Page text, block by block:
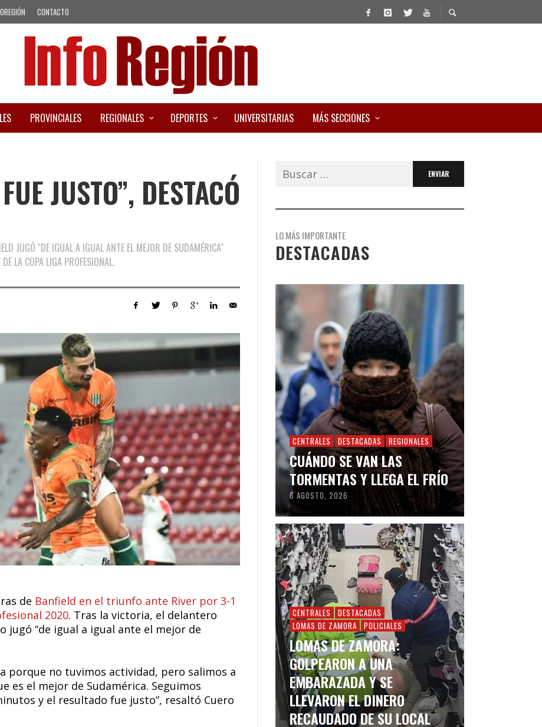
CONTACTO
PROVINCIALES REGIONALES DEPORTES UNIVERSITARIAS MÁS SECCIONES
JUSTO”, DESTACÓ
JUGÓ "DE IGUAL A IGUAL ANTE EL MEJOR DE SUDAMÉRICA"
LA COPA LIGA PROFESIONAL.
de Banfield en el triunfo ante River por 3-1
2020. Tras la victoria, el delantero
jugó “de igual a igual ante el mejor de
porque no tuvimos actividad, pero salimos a
es el mejor de Sudamérica. Seguimos
y el resultado fue justo”, resaltó Cuero
Buscar:
LO MÁS IMPORTANTE
DESTACADAS
CENTRALES DESTACADAS REGIONALES
CUÁNDO SE VAN LAS
TORMENTAS Y LLEGA EL FRÍO
6 AGOSTO, 2026
CENTRALES
DESTACADAS
LOMAS DE ZAMORA
POLICIALES
LOMAS DE ZAMORA:
GOLPEARON A UNA
EMBARAZADA Y SE
LLEVARON EL DINERO
RECAUDADO DE SU LOCAL